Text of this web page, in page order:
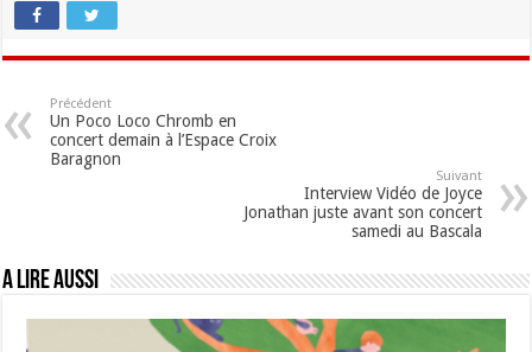
Précédent
Un Poco Loco Chromb en
concert demain à l’Espace Croix
Baragnon
Suivant
Interview Vidéo de Joyce
Jonathan juste avant son concert
samedi au Bascala
A lire aussi